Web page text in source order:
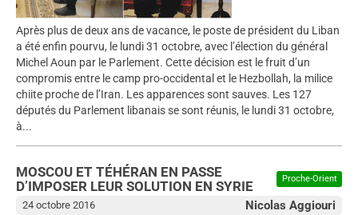
Après plus de deux ans de vacance, le poste de président du Liban
a été enfin pourvu, le lundi 31 octobre, avec l’élection du général
Michel Aoun par le Parlement. Cette décision est le fruit d’un
compromis entre le camp pro-occidental et le Hezbollah, la milice
chiite proche de l’Iran. Les apparences sont sauves. Les 127
députés du Parlement libanais se sont réunis, le lundi 31 octobre,
à...
Proche-Orient
MOSCOU ET TÉHÉRAN EN PASSE
D’IMPOSER LEUR SOLUTION EN SYRIE
Nicolas Aggiouri
24 octobre 2016